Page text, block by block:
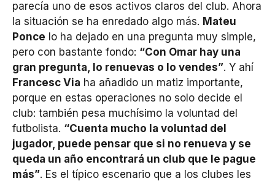
parecía uno de esos activos claros del club. Ahora
la situación se ha enredado algo más. Mateu
Ponce lo ha dejado en una pregunta muy simple,
pero con bastante fondo: “Con Omar hay una
gran pregunta, lo renuevas o lo vendes”. Y ahí
Francesc Via ha añadido un matiz importante,
porque en estas operaciones no solo decide el
club: también pesa muchísimo la voluntad del
futbolista. “Cuenta mucho la voluntad del
jugador, puede pensar que si no renueva y se
queda un año encontrará un club que le pague
más”. Es el típico escenario que a los clubes les